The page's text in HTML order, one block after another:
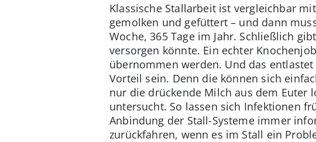
Klassische Stallarbeit ist vergleichbar
gemolken und gefüttert – und dann
Woche, 365 Tage im Jahr. Schließlich
versorgen könnte. Ein echter
übernommen werden. Und das
Vorteil sein. Denn die können sich
nur die drückende Milch aus dem Euter
untersucht. So lassen sich Infektionen
Anbindung der Stall-Systeme immer
zurückfahren, wenn es im Stall ein